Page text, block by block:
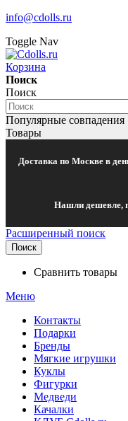
info@cdolls.ru
Toggle Nav
Корзина
Поиск
Поиск
Популярные совпадения
Товары
Доставка по Москве в
Нашли дешевле,
Расширенный поиск
Поиск
Сравнить товары
Меню
Контакты
Подарки
Бренды
Мягкие игрушки
Куклы
Фигурки
Медведи
Качалки